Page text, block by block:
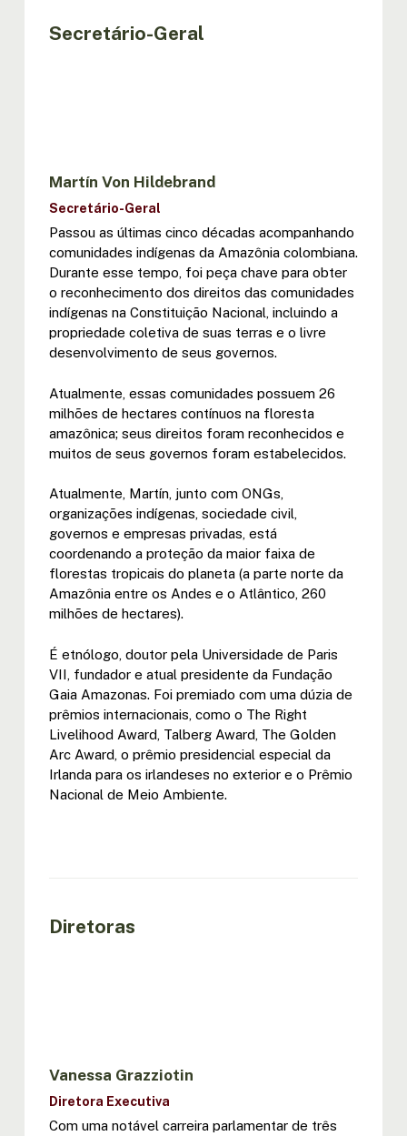
Secretário-Geral
Martín Von Hildebrand
Secretário-Geral
Passou as últimas cinco décadas acompanhando
comunidades indígenas da Amazônia colombiana.
Durante esse tempo, foi peça chave para obter
o reconhecimento dos direitos das comunidades
indígenas na Constituição Nacional, incluindo a
propriedade coletiva de suas terras e o livre
desenvolvimento de seus governos.
Atualmente, essas comunidades possuem 26
milhões de hectares contínuos na floresta
amazônica; seus direitos foram reconhecidos e
muitos de seus governos foram estabelecidos.
Atualmente, Martín, junto com ONGs,
organizações indígenas, sociedade civil,
governos e empresas privadas, está
coordenando a proteção da maior faixa de
florestas tropicais do planeta (a parte norte da
Amazônia entre os Andes e o Atlântico, 260
milhões de hectares).
É etnólogo, doutor pela Universidade de Paris
VII, fundador e atual presidente da Fundação
Gaia Amazonas. Foi premiado com uma dúzia de
prêmios internacionais, como o The Right
Livelihood Award, Talberg Award, The Golden
Arc Award, o prêmio presidencial especial da
Irlanda para os irlandeses no exterior e o Prêmio
Nacional de Meio Ambiente.
Diretoras
Vanessa Grazziotin
Diretora Executiva
Com uma notável carreira parlamentar de três